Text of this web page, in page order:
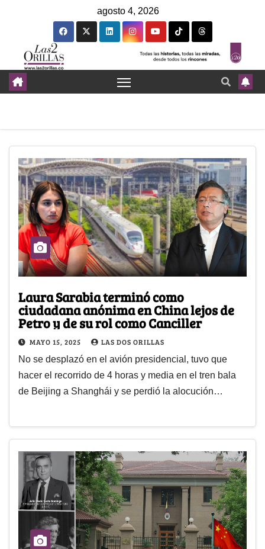
agosto 4, 2026
Laura Sarabia terminó como
ciudadana anónima en China lejos de
Petro y de su rol como Canciller
MAYO 15, 2025 LAS DOS ORILLAS
No se desplazó en el avión presidencial, tuvo que
hacer el recorrido de 4 horas y media en el tren bala
de Beijing a Shanghái y se perdió la alocución…